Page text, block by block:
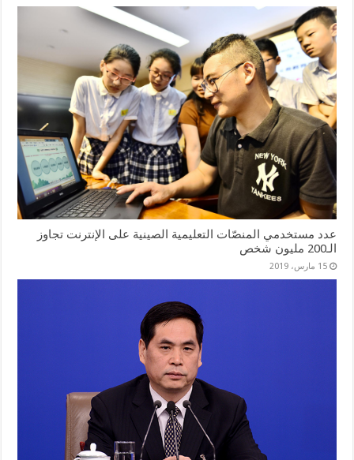
عدد مستخدمي المنصّات التعليمية الصينية على الإنترنت تجاوز
الـ200 مليون شخص
15 مارس، 2019